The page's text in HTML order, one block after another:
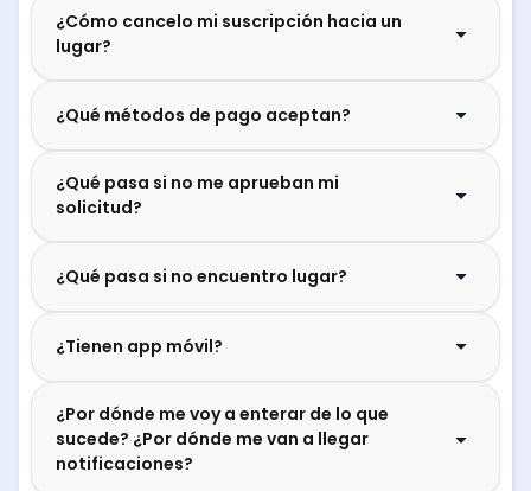
¿Cómo cancelo mi suscripción hacia un
lugar?
¿Qué métodos de pago aceptan?
¿Qué pasa si no me aprueban mi
solicitud?
¿Qué pasa si no encuentro lugar?
¿Tienen app móvil?
¿Por dónde me voy a enterar de lo que
sucede? ¿Por dónde me van a llegar
notificaciones?